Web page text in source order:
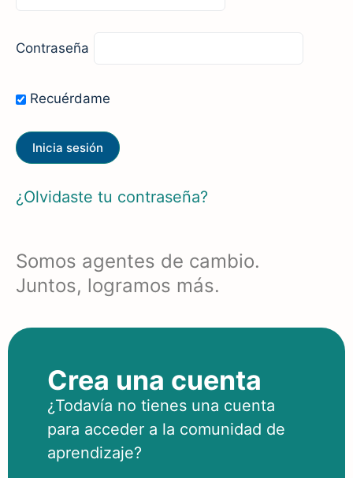
Contraseña
Recuérdame
¿Olvidaste tu contraseña?
Somos agentes de cambio.
Juntos, logramos más.
Crea una cuenta
¿Todavía no tienes una cuenta
para acceder a la comunidad de
aprendizaje?